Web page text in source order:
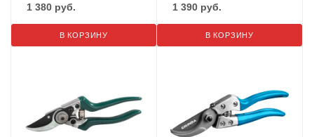
1 380 руб.
В КОРЗИНУ
1 390 руб.
В КОРЗИНУ